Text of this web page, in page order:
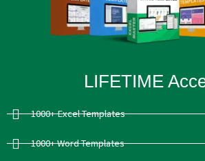
LIFETIME
1000+ Excel Templates
1000+ Word Templates